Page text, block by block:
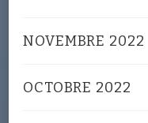
NOVEMBRE 2022
OCTOBRE 2022